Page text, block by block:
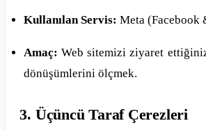
Kullanılan Servis: Meta (Facebook
Amaç: Web sitemizi ziyaret
dönüşümlerini ölçmek.
3. Üçüncü Taraf Çerezleri